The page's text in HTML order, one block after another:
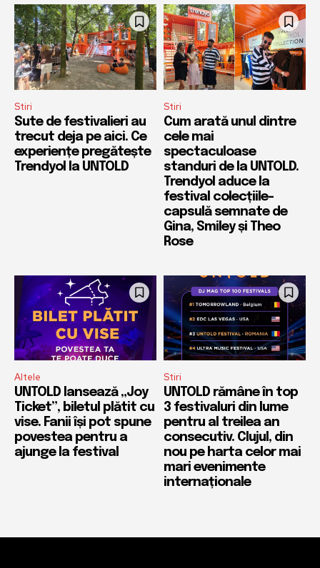
Stiri
Sute de festivalieri au
trecut deja pe aici. Ce
experiențe pregătește
Trendyol la UNTOLD
Stiri
Cum arată unul dintre
cele mai
spectaculoase
standuri de la UNTOLD.
Trendyol aduce la
festival colecțiile-
capsulă semnate de
Gina, Smiley și Theo
Rose
Altele
UNTOLD lansează „Joy
Ticket”, biletul plătit cu
vise. Fanii își pot spune
povestea pentru a
ajunge la festival
Stiri
UNTOLD rămâne în top
3 festivaluri din lume
pentru al treilea an
consecutiv. Clujul, din
nou pe harta celor mai
mari evenimente
internaționale